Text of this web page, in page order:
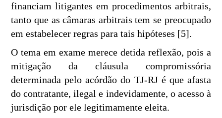
financiam litigantes em procedimentos arbitrais,
tanto que as câmaras arbitrais tem se preocupado
em estabelecer regras para tais hipóteses [5].
O tema em exame merece detida reflexão, pois a
mitigação da cláusula compromissória
determinada pelo acórdão do TJ-RJ é que afasta
do contratante, ilegal e indevidamente, o acesso à
jurisdição por ele legitimamente eleita.